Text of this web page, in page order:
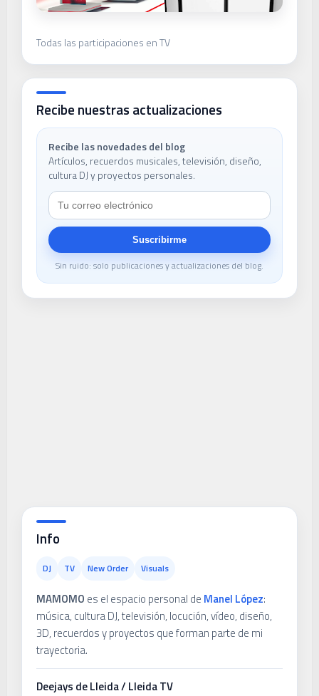
Todas las participaciones en TV
Recibe nuestras actualizaciones
Recibe las novedades del blog
Artículos, recuerdos musicales, televisión, diseño,
cultura DJ y proyectos personales.
Suscribirme
Sin ruido: solo publicaciones y actualizaciones del blog.
Info
DJ TV New Order Visuals
MAMOMO es el espacio personal de Manel López:
música, cultura DJ, televisión, locución, vídeo, diseño,
3D, recuerdos y proyectos que forman parte de mi
trayectoria.
Deejays de Lleida / Lleida TV